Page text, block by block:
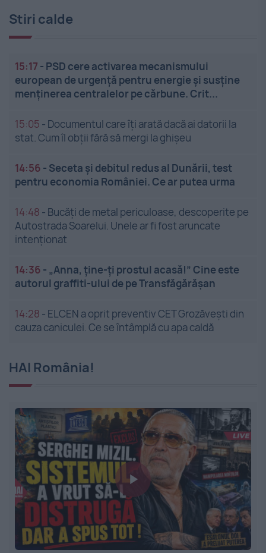
Stiri calde
15:17 - PSD cere activarea mecanismului
european de urgență pentru energie și susține
menținerea centralelor pe cărbune. Crit...
15:05 - Documentul care îți arată dacă ai datorii la
stat. Cum îl obții fără să mergi la ghișeu
14:56 - Seceta și debitul redus al Dunării, test
pentru economia României. Ce ar putea urma
14:48 - Bucăți de metal periculoase, descoperite pe
Autostrada Soarelui. Unele ar fi fost aruncate
intenționat
14:36 - „Anna, ține-ți prostul acasă!” Cine este
autorul graffiti-ului de pe Transfăgărășan
14:28 - ELCEN a oprit preventiv CET Grozăveşti din
cauza caniculei. Ce se întâmplă cu apa caldă
HAI România!